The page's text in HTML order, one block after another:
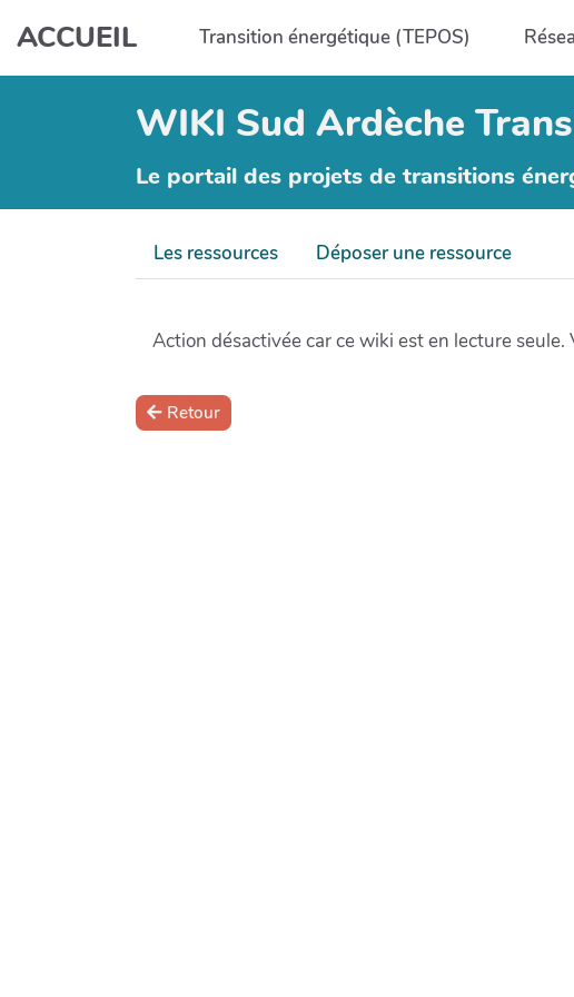
Aller au contenu principal
ACCUEIL Transition énergétique (TEPOS)
WIKI Sud Ardèche
Le portail des projets de transitions
Les ressources Déposer une ressource
Action désactivée car ce wiki est en lecture
Retour